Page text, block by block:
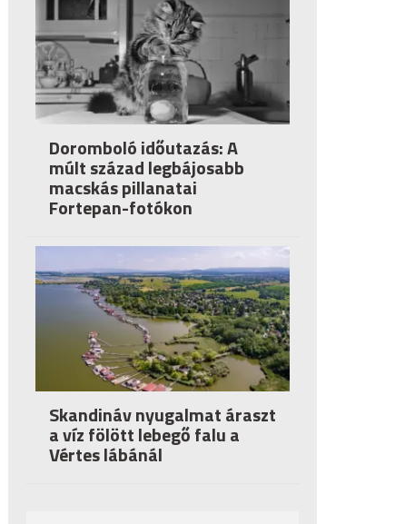
Doromboló időutazás: A
múlt század legbájosabb
macskás pillanatai
Fortepan-fotókon
Skandináv nyugalmat áraszt
a víz fölött lebegő falu a
Vértes lábánál